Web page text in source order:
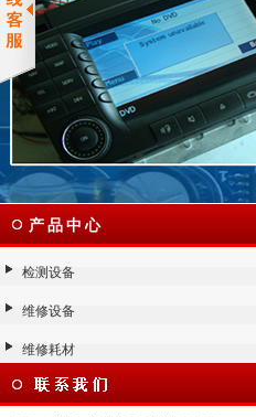
产品中心
检测设备
维修设备
维修耗材